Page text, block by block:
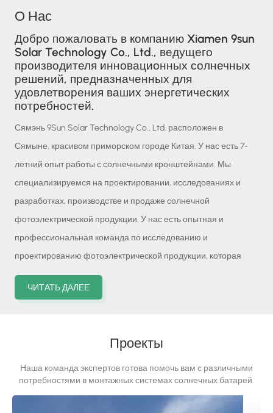
О Нас
Добро пожаловать в компанию Xiamen 9sun
Solar Technology Co., Ltd., ведущего
производителя инновационных солнечных
решений, предназначенных для
удовлетворения ваших энергетических
потребностей.
Сямэнь 9Sun Solar Technology Co., Ltd. расположен в
Сямыне, красивом приморском городе Китая. У нас есть 7-
летний опыт работы с солнечными кронштейнами. Мы
специализируемся на проектировании, исследованиях и
разработках, производстве и продаже солнечной
фотоэлектрической продукции. У нас есть опытная и
профессиональная команда по исследованию и
проектированию фотоэлектрической продукции, которая
придерживается принципов «Ориентация на качество» и
«Целостность прежде всего», предоставляя клиентам
Solar предоставляет полный спектр систем крепления
солнечных батарей, включая монтаж на земле, на крыше, на
ферме, навесе для автомобиля, плавающий монтаж, винт
заземления солнечной батареи и т. д.Наш собственный
ЧИТАТЬ ДАЛЕЕ
Проекты
Наша команда экспертов готова помочь вам с различными
потребностями в монтажных системах солнечных батарей.
Пожалуйста, поделитесь своим адресом электронной почты,
чтобы связаться с нами.